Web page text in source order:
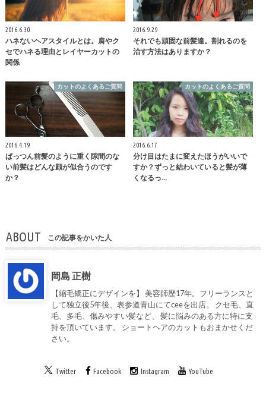
2016.6.30
ハネないヘアスタイルとは。肩やク
セでハネる理由とレイヤーカットの
関係
2016.9.29
それでも頑固な前髪達。割れるのを
治す方法はありますか？
カットのよくあるご質問
2016.4.19
ぱっつん前髪のように重く隙間のな
い前髪はどんな顔が似合うのです
か？
カットのよくあるご質問
2016.6.17
分け目はたまに変えたほうがいいで
すか？ずっと結わいていると髪が薄
くなるっ…
ABOUT この記事をかいた人
岡島 正樹
【縮毛矯正にデザインを】 美容師歴17年。フリーランスと
して独立後5年後、表参道青山にてceeを出店。 クセ毛、直
毛、多毛、傷みやすい髪など、 髪に悩みのある方に特に支
持を頂いています。 ショートヘアのカットもおまかせくだ
さい。
Twitter Facebook Instagram YouTube